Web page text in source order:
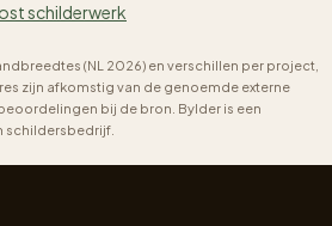
schilderwerk
(NL 2026) en verschillen per project,
zijn afkomstig van de genoemde externe
bij de bron. Bylder is een
schildersbedrijf.